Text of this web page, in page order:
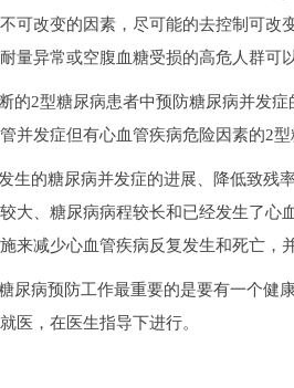
可改变的因素，尽可能的去控制可
量异常或空腹血糖受损的高危人群可
2型糖尿病患者中预防糖尿病并发症
并发症但有心血管疾病危险因素的2
的糖尿病并发症的进展、降低致残
大、糖尿病病程较长和已经发生了
来减少心血管疾病反复发生和死亡，
病预防工作最重要的是要有一个健
医，在医生指导下进行。